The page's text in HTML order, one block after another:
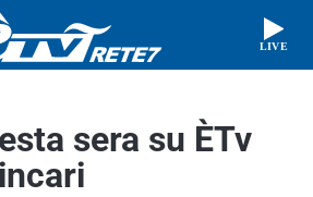
LIVE
sera su ÈTv